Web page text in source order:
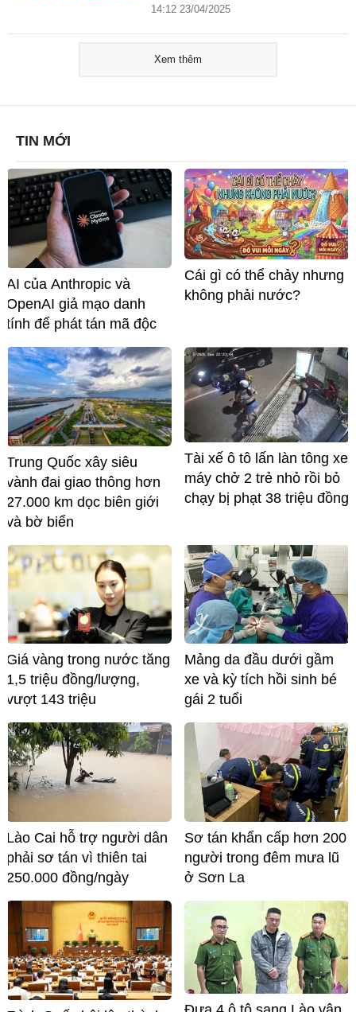
14:12 23/04/2025
Xem thêm
TIN MỚI
AI của Anthropic và
OpenAI giả mạo danh
tính để phát tán mã độc
Cái gì có thể chảy nhưng
không phải nước?
Trung Quốc xây siêu
vành đai giao thông hơn
27.000 km dọc biên giới
và bờ biển
Tài xế ô tô lấn làn tông xe
máy chở 2 trẻ nhỏ rồi bỏ
chạy bị phạt 38 triệu đồng
Giá vàng trong nước tăng
1,5 triệu đồng/lượng,
vượt 143 triệu
Mảng da đầu dưới gầm
xe và kỳ tích hồi sinh bé
gái 2 tuổi
Lào Cai hỗ trợ người dân
phải sơ tán vì thiên tai
250.000 đồng/ngày
Sơ tán khẩn cấp hơn 200
người trong đêm mưa lũ
ở Sơn La